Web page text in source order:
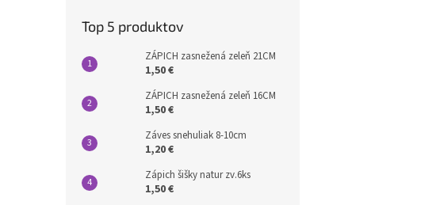
Top 5 produktov
ZÁPICH zasnežená zeleň 21CM
1,50 €
ZÁPICH zasnežená zeleň 16CM
1,50 €
Záves snehuliak 8-10cm
1,20 €
Zápich šišky natur zv.6ks
1,50 €